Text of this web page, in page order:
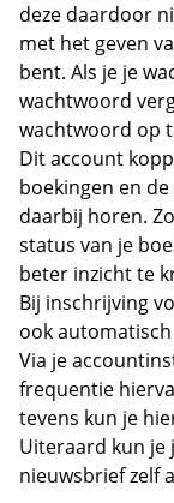
deze daardoor
met het geven
bent. Als je je
wachtwoord
wachtwoord op
Dit account
boekingen en
daarbij horen.
status van je
beter inzicht te
Bij inschrijving
ook
Via je
frequentie
tevens kun je
Uiteraard kun je
nieuwsbrief zelf